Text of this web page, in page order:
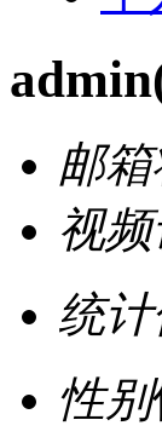
admin
邮
视
统
性别